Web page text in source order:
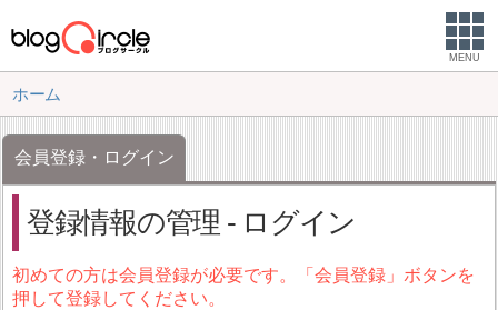
MENU
ホーム
会員登録・ログイン
登録情報の管理 - ログイン
初めての方は会員登録が必要です。「会員登録」ボタンを
押して登録してください。